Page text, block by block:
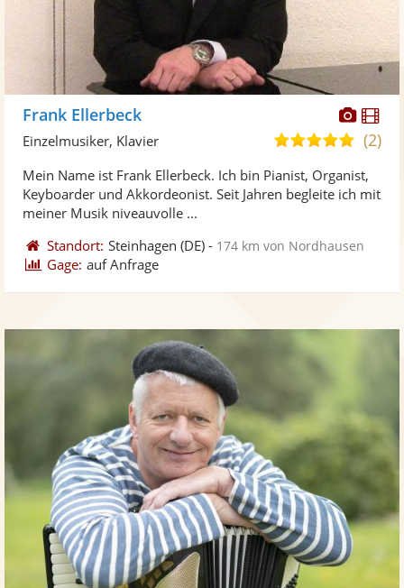
Fotos
Frank Ellerbeck
5,0
5
(2)
Einzelmusiker, Klavier
Mein Name ist Frank Ellerbeck. Ich bin Pianist, Organist,
Keyboarder und Akkordeonist. Seit Jahren begleite ich mit
meiner Musik niveauvolle ...
Standort: Steinhagen (DE) - 174 km von Nordhausen
Gage: auf Anfrage